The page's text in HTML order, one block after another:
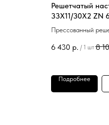
Решетчатый
33Х11/30Х2 ZN
мм
Прессованный
33Х11/30Х2 ZN
6 430 р. / 1 шт 8
Подробнее